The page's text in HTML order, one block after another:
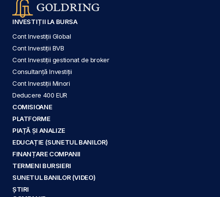
INVESTIȚII LA BURSA
Cont Investiții Global
Cont Investiții BVB
Cont Investiții gestionat de broker
Consultanță Investiții
Cont Investiții Minori
Deducere 400 EUR
COMISIOANE
PLATFORME
PIAȚĂ ȘI ANALIZE
EDUCAȚIE (SUNETUL BANILOR)
FINANȚARE COMPANII
TERMENI BURSIERI
SUNETUL BANILOR (VIDEO)
ȘTIRI